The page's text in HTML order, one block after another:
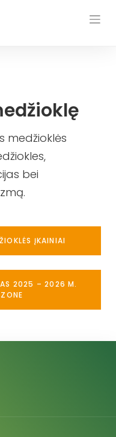
medžioklės
bei
ĮKAINIAI
2025 – 2026 M.